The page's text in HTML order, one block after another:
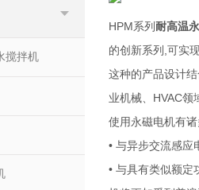
HPM系列耐高温
的创新系列,可实
这种的产品设计
业机械、HVAC领
使用永磁电机有
• 与异步交流感
• 与具有类似额
搅拌机